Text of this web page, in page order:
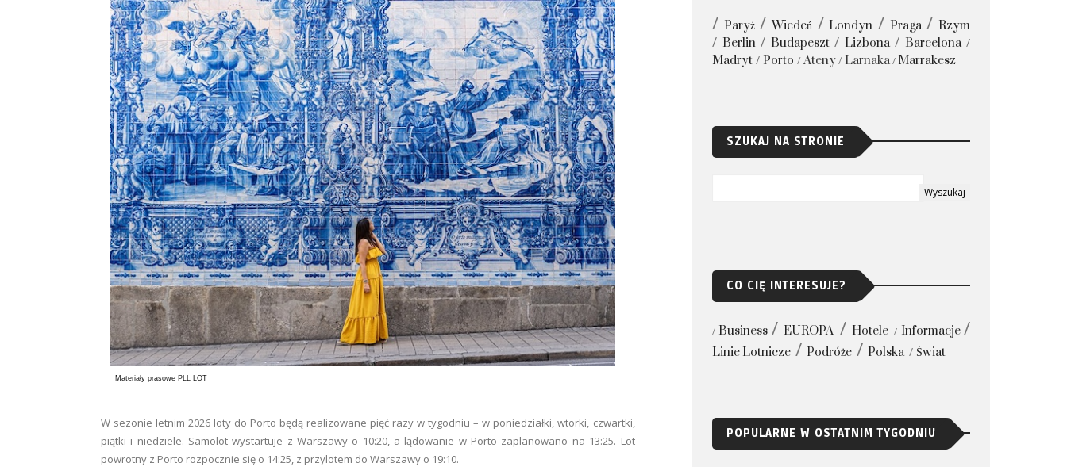
Materiały prasowe PLL LOT
W sezonie letnim 2026 loty do Porto będą realizowane pięć razy w tygodniu – w poniedziałki, wtorki, czwartki,
piątki i niedziele. Samolot wystartuje z Warszawy o 10:20, a lądowanie w Porto zaplanowano na 13:25. Lot
powrotny z Porto rozpocznie się o 14:25, z przylotem do Warszawy o 19:10.
Paryż Wiedeń Londyn Praga
Rzym
Berlin
Budapeszt Lizbona
Barcelona
Madryt
Porto Ateny Larnaka Marrakesz
SZUKAJ NA STRONIE
CO CIĘ INTERESUJE?
Business EUROPA Hotele
Informacje
Linie Lotnicze
Podróże Polska Świat
POPULARNE W OSTATNIM TYGODNIU